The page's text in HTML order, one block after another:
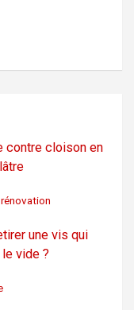
contre cloison en
une vis qui
vide ?